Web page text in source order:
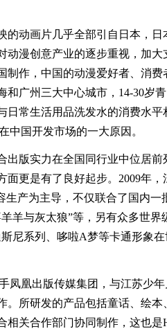
的动画片几乎全部引自日本，
动漫创意产业的逐步重视，加
制作，中国的动漫爱好者、消
和广州三大中心城市，14-30岁
日常生活用品洗发水的消费水
中国开发市场的一大原因。
出版实力在全国同行业中位居
面更是有了良好起步。2009年
生产为主导，不仅联合了国内
羊与灰太狼”等，另有众多世界
尼系列、哆啦A梦等卡通形象
凤凰出版传媒集团，与江苏少
。所研发的产品包括童话、绘
相关合作部门协同制作，这也